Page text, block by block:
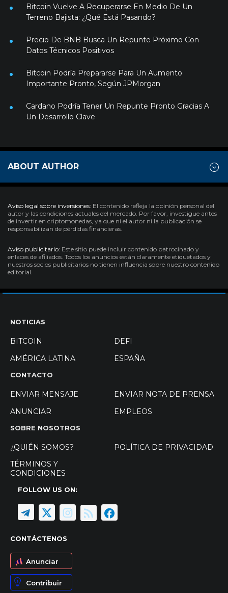
Bitcoin Vuelve A Recuperarse En Medio De Un
Terreno Bajista: ¿Qué Está Pasando?
Precio De BNB Busca Un Repunte Próximo Con
Datos Técnicos Positivos
Bitcoin Podría Prepararse Para Un Aumento
Importante Pronto, Según JPMorgan
Cardano Podría Tener Un Repunte Pronto Gracias A
Un Desarrollo Clave
ABOUT AUTHOR
Aviso legal sobre inversiones: El contenido refleja la opinión personal del
autor y las condiciones actuales del mercado. Por favor, investigue antes
de invertir en criptomonedas, ya que ni el autor ni la publicación se
responsabilizan de pérdidas financieras.
Aviso publicitario: Este sitio puede incluir contenido patrocinado y
enlaces de afiliados. Todos los anuncios están claramente etiquetados y
nuestros socios publicitarios no tienen influencia sobre nuestro contenido
editorial.
NOTICIAS
BITCOIN
DEFI
AMÉRICA LATINA
ESPAÑA
CONTACTO
ENVIAR MENSAJE
ENVIAR NOTA DE PRENSA
ANUNCIAR
EMPLEOS
SOBRE NOSOTROS
¿QUIÉN SOMOS?
POLÍTICA DE PRIVACIDAD
TÉRMINOS Y
CONDICIONES
FOLLOW US ON:
CONTÁCTENOS
Anunciar
Contribuir